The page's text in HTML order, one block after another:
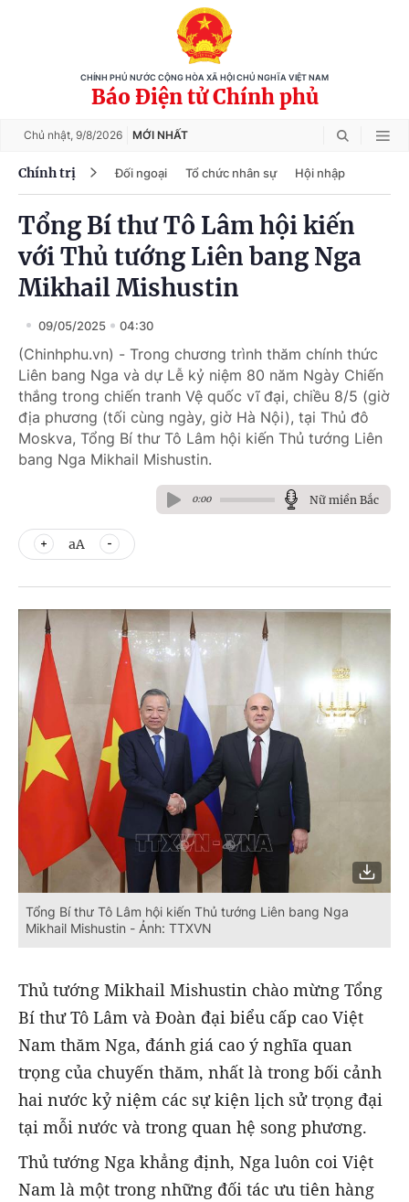
CHÍNH PHỦ NƯỚC CỘNG HÒA XÃ HỘI CHỦ NGHĨA VIỆT NAM
Báo Điện tử Chính phủ
Chủ nhật, 9/8/2026 MỚI NHẤT
Chính trị Đối ngoại Tổ chức nhân sự Hội nhập
Tổng Bí thư Tô Lâm hội kiến
với Thủ tướng Liên bang Nga
Mikhail Mishustin
09/05/2025 04:30
(Chinhphu.vn) - Trong chương trình thăm chính thức
Liên bang Nga và dự Lễ kỷ niệm 80 năm Ngày Chiến
thắng trong chiến tranh Vệ quốc vĩ đại, chiều 8/5 (giờ
địa phương (tối cùng ngày, giờ Hà Nội), tại Thủ đô
Moskva, Tổng Bí thư Tô Lâm hội kiến Thủ tướng Liên
bang Nga Mikhail Mishustin.
0:00 Nữ miền Bắc
aA
Tổng Bí thư Tô Lâm hội kiến Thủ tướng Liên bang Nga
Mikhail Mishustin - Ảnh: TTXVN
Thủ tướng Mikhail Mishustin chào mừng Tổng
Bí thư Tô Lâm và Đoàn đại biểu cấp cao Việt
Nam thăm Nga, đánh giá cao ý nghĩa quan
trọng của chuyến thăm, nhất là trong bối cảnh
hai nước kỷ niệm các sự kiện lịch sử trọng đại
tại mỗi nước và trong quan hệ song phương.
Thủ tướng Nga khẳng định, Nga luôn coi Việt
Nam là một trong những đối tác ưu tiên hàng